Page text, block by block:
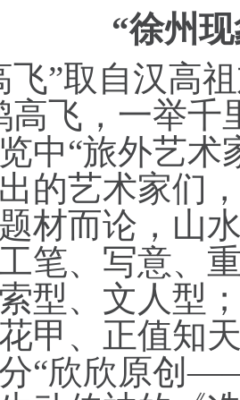
“徐州
”取自汉高
飞，一举千
中“旅外艺术
的艺术家们
材而论，山
笔、写意、
型、文人型
甲、正值知
“欣欣原创